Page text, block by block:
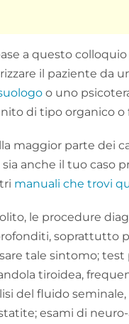
a questo
il paziente da
o uno
di tipo organico o
maggior parte dei
sia anche il tuo caso
manuali che trovi
le procedure
soprattutto
tale sintomo;
tiroidea,
del fluido
esami di